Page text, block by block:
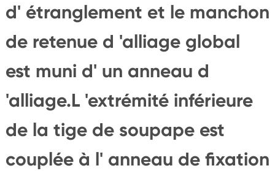
d' étranglement et le manchon
de retenue d 'alliage global
est muni d' un anneau d
'alliage.L 'extrémité inférieure
de la tige de soupape est
couplée à l' anneau de fixation